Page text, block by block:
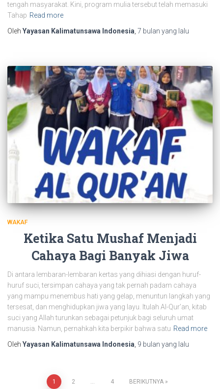
tengah masyarakat. Kini, program mulia tersebut telah memasuki
Tahap Read more
Oleh Yayasan Kalimatunsawa Indonesia 7 bulan yang lalu
WAKAF
Ketika Satu Mushaf Menjadi
Cahaya Bagi Banyak Jiwa
Di antara lembaran-lembaran kertas yang dihiasi dengan huruf-
huruf suci, tersimpan cahaya yang tak pernah padam cahaya
yang mampu menembus hati yang gelap, menuntun langkah yang
tersesat, dan menghidupkan jiwa yang layu. Itulah Al-Qur’an, kitab
suci yang Allah turunkan sebagai petunjuk bagi seluruh umat
manusia. Namun, pernahkah kita berpikir bahwa satu Read more
Oleh Yayasan Kalimatunsawa Indonesia 9 bulan yang lalu
1 2 4 BERIKUTNYA